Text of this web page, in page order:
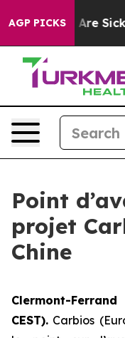
AGP PICKSAre Sick
Point
projet
Chine
Clermont-
CEST). Carbios